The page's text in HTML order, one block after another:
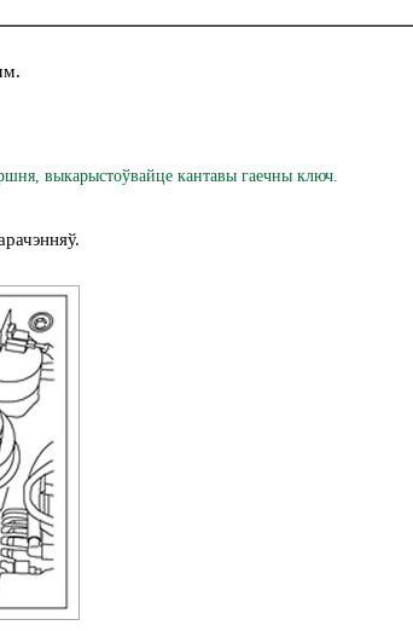
выкарыстоўвайце кантавы гаечны ключ.